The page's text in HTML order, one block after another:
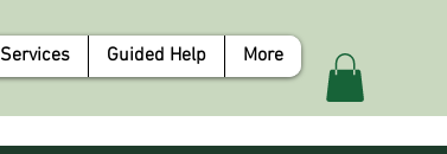
Services Guided Help More